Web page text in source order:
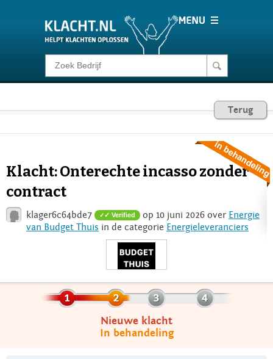
Klacht melden
Consumentenrecht
Voor Bedrijven
Login
Terug
Klacht: Onterechte incasso zonder
contract
klager6c64bde7 ✓ Verified op 10 juni 2026 over Energie
van Budget Thuis in de categorie Energieleveranciers
Nieuwe klacht
In behandeling